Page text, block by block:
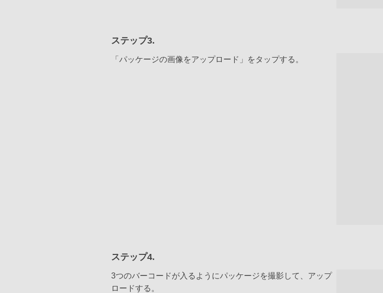
ステップ3.
「パッケージの画像をアップロード」をタップする。
ステップ4.
3つのバーコードが入るようにパッケージを撮影して、アップ
ロードする。